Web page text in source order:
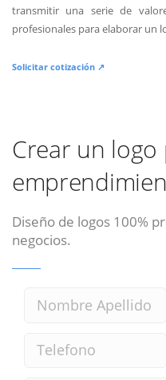
transmitir una serie de
profesionales para elaborar un
Solicitar cotización ↗
Crear un logo
Diseño de logos 100%
negocios.